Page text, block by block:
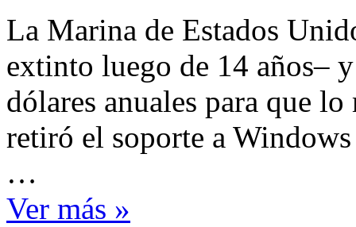
La Marina de Estados
extinto luego de 14 años–
dólares anuales para que
retiró el soporte a
…
Ver más »